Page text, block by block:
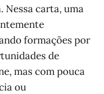
Nessa carta, uma
formações por
de
mas com pouca
ou